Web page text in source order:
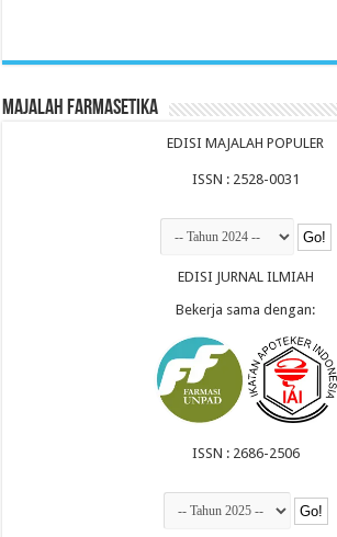
Majalah Farmasetika
EDISI MAJALAH POPULER
ISSN : 2528-0031
EDISI JURNAL ILMIAH
Bekerja sama dengan:
ISSN : 2686-2506